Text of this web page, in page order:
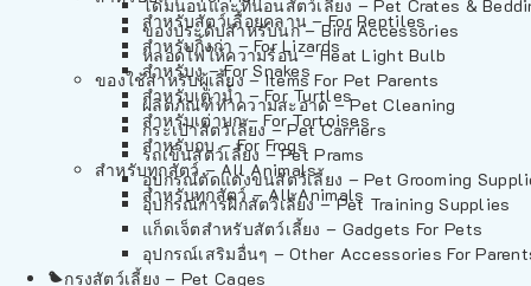
โดมนอนและที่นอนสัตว์เลี้ยง – Pet Crates &
ของประดับสำหรับนก – Bird Accessories
หลอดไฟให้ความร้อน – Heat Light Bulb
ของใช้สำหรับผู้เลี้ยง – Items For Pet Parents
ผลิตภัณฑ์ทำความสะอาด – Pet Cleaning
กระเป๋าสัตว์เลี้ยง – Pet Carriers
รถเข็นสัตว์เลี้ยง – Pet Prams
อุปกรณ์ตัดแต่งขนสัตว์เลี้ยง – Pet Grooming
อุปกรณ์การฝึกสัตว์เลี้ยง – Pet Training Supplies
แก็ดเจ็ตสำหรับสัตว์เลี้ยง – Gadgets For Pets
อุปกรณ์เสริมอื่นๆ – Other Accessories For
กรงสัตว์เลี้ยง – Pet Cages
สำหรับสัตว์เลื้อยคลาน – For Reptiles
สำหรับกิ้งก่า – For Lizards
สำหรับงู – For Snakes
สำหรับเต่าน้ำ – For Turtles
สำหรับเต่าบก – For Tortoises
สำหรับกบ – For Frogs
สำหรับทุกสัตว์ – All Animals
สำหรับทุกสัตว์ – All Animals